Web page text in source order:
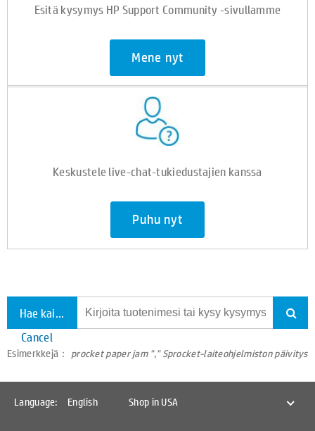
Esitä kysymys HP Support Community -sivullamme
Mene nyt
Keskustele live-chat-tukiedustajien kanssa
Puhu nyt
Hae kaikesta tuesta
Cancel
Esimerkkejä： procket paper jam "," Sprocket-laiteohjelmiston päivitys
Language: English Shop in USA